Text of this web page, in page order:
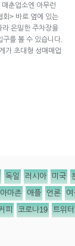
춘업소엔 아무런
회> 바로 옆에 있는
은밀한 주차장을
를 볼 수 있습니다.
가 초대형 성매매업
독일 러시아 미국
아마존 애플 언론 여
피 코로나19 트위터